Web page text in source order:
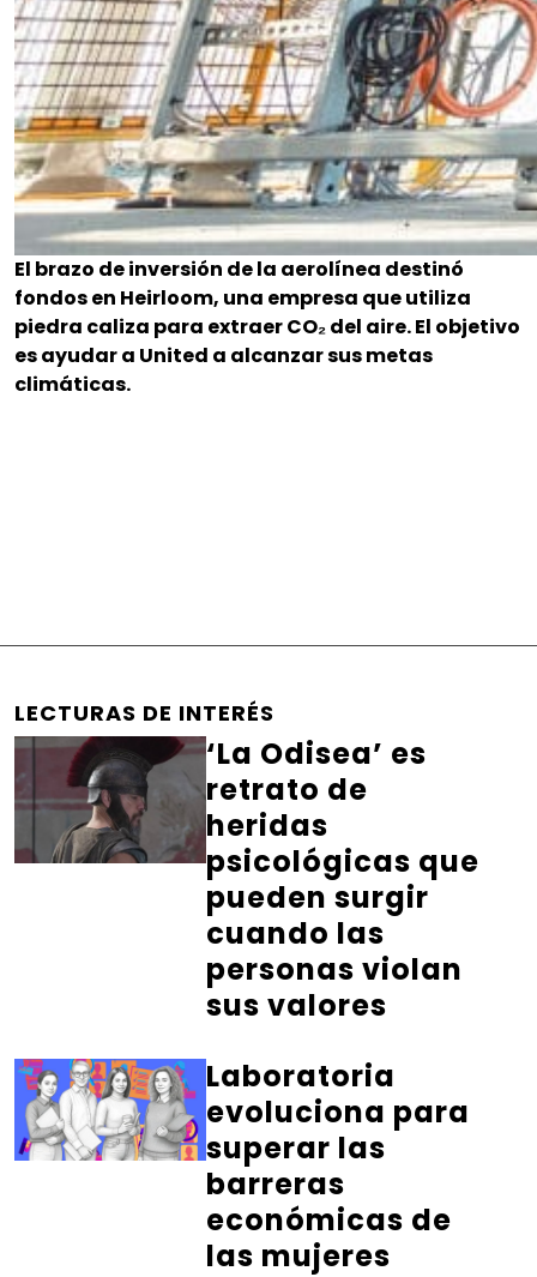
El brazo de inversión de la aerolínea destinó
fondos en Heirloom, una empresa que utiliza
piedra caliza para extraer CO₂ del aire. El objetivo
es ayudar a United a alcanzar sus metas
climáticas.
LECTURAS DE INTERÉS
‘La Odisea’ es
retrato de
heridas
psicológicas que
pueden surgir
cuando las
personas violan
sus valores
Laboratoria
evoluciona para
superar las
barreras
económicas de
las mujeres